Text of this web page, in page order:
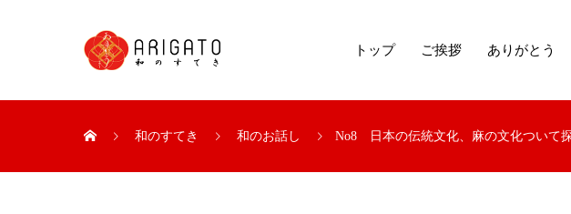
トップ ご挨拶 ありがとう
和のすてき 和のお話し No8 日本の伝統文化、麻の文化ついて